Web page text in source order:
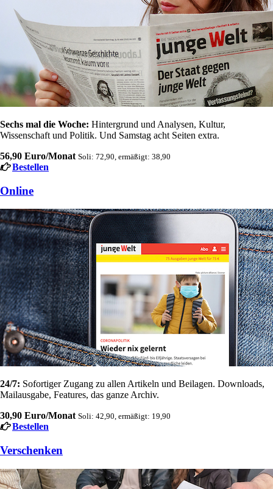
Sechs mal die Woche: Hintergrund und Analysen, Kultur,
Wissenschaft und Politik. Und Samstag acht Seiten extra.
56,90 Euro/Monat Soli: 72,90, ermäßigt: 38,90
Bestellen
Online
24/7: Sofortiger Zugang zu allen Artikeln und Beilagen. Downloads,
Mailausgabe, Features, das ganze Archiv.
30,90 Euro/Monat Soli: 42,90, ermäßigt: 19,90
Bestellen
Verschenken